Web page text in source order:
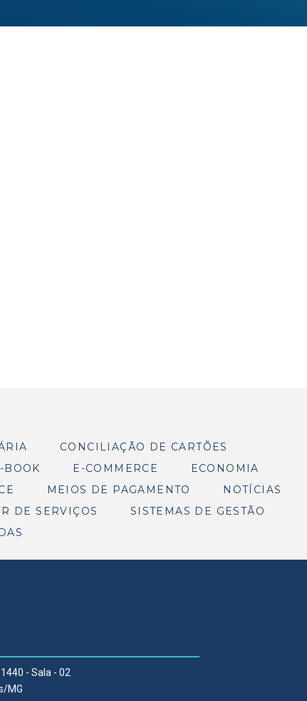
CONCILIAÇÃO DE CARTÕES
BOOK E-COMMERCE
ECONOMIA
MEIOS DE PAGAMENTO
NOTÍCIAS
DE SERVIÇOS
SISTEMAS DE GESTÃO
- Sala - 02
MG